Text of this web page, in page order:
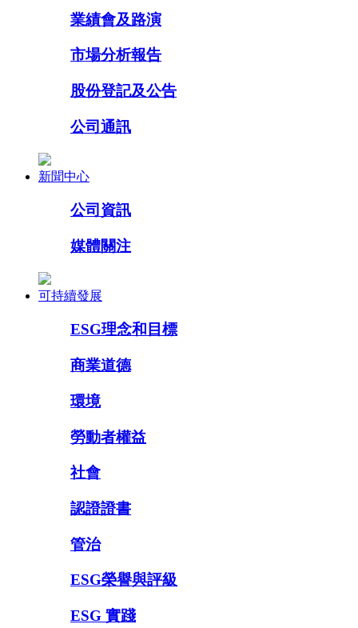
業績會及路演
市場分析報告
股份登記及公告
公司通訊
新聞中心
公司資訊
媒體關注
可持續發展
ESG理念和目標
商業道德
環境
勞動者權益
社會
認證證書
管治
ESG榮譽與評級
ESG 實踐